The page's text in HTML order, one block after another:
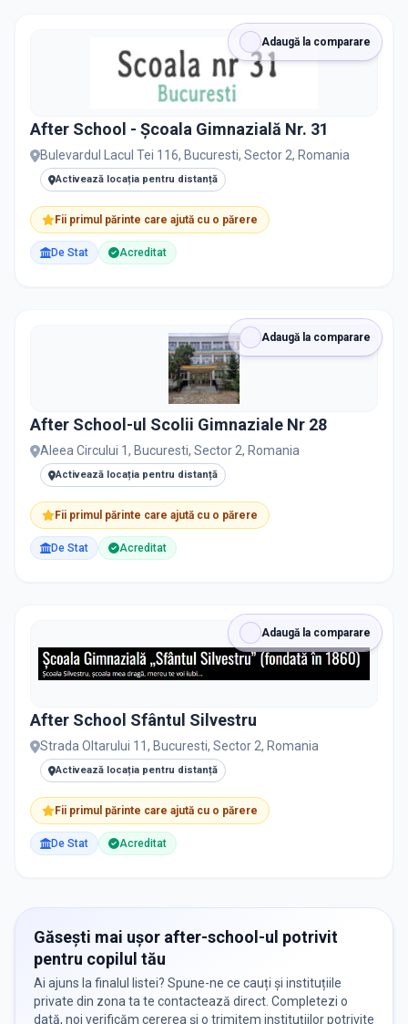
Adaugă la comparare
After School - Școala Gimnazială Nr. 31
Bulevardul Lacul Tei 116, Bucuresti, Sector 2, Romania
Activează locația pentru distanță
Fii primul părinte care ajută cu o părere
De Stat Acreditat
Adaugă la comparare
After School-ul Scolii Gimnaziale Nr 28
Aleea Circului 1, Bucuresti, Sector 2, Romania
Activează locația pentru distanță
Fii primul părinte care ajută cu o părere
De Stat Acreditat
Adaugă la comparare
After School Sfântul Silvestru
Strada Oltarului 11, Bucuresti, Sector 2, Romania
Activează locația pentru distanță
Fii primul părinte care ajută cu o părere
De Stat Acreditat
Găsești mai ușor after-school-ul potrivit
pentru copilul tău
Ai ajuns la finalul listei? Spune-ne ce cauți și instituțiile
private din zona ta te contactează direct. Completezi o
dată, noi verificăm cererea și o trimitem instituțiilor potrivite